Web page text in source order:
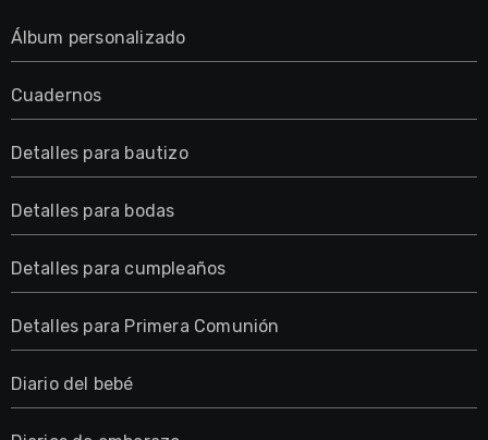
Álbum personalizado
Cuadernos
Detalles para bautizo
Detalles para bodas
Detalles para cumpleaños
Detalles para Primera Comunión
Diario del bebé